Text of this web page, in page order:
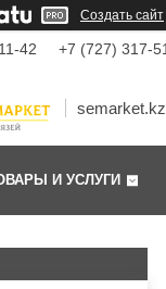
Создать сайт
42 +7 (727) 317-
semarket.kz
И УСЛУГИ